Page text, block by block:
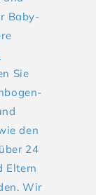
Baby-
Sie
den
24
Eltern
Wir